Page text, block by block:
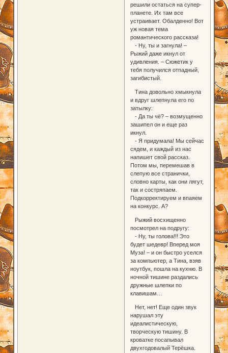
решили остаться на супер-
планете. Их там все
устраивает. Обалденно! Вот
уж новая тема
романтического рассказа!
- Ну, ты и загнула! –
Рыжий даже икнул от
удивления. – Сюжетик у
тебя получился отпадный,
загибистый.
Тина довольно хмыкнула
и вдруг шлепнула его по
затылку:
- Да ты чё? – возмущенно
зашипел он и еще раз
икнул.
- Я придумала! Мы сейчас
сядем, и каждый из нас
напишет свой рассказ.
Потом мы, перемешав в
слепую все странички,
словно карты, как они лягут,
так и состряпаем.
Подкорректируем и впаяем
на конкурс. А?
Рыжий восхищенно
посмотрел на подругу:
- Ну, ты голова!!! Это
будет шедевр! Вперед моя
Муза! – и он быстро уселся
за компьютер, а Тина, взяв
ноутбук, пошла на кухню. В
ночной тишине раздались
дружные шлепки по
клавишам…
Нет, нет! Еще один звук
нарушал эту
идеалистическую,
творческую тишину. В
кроватке посапывал
двухгодовалый Терёшка.